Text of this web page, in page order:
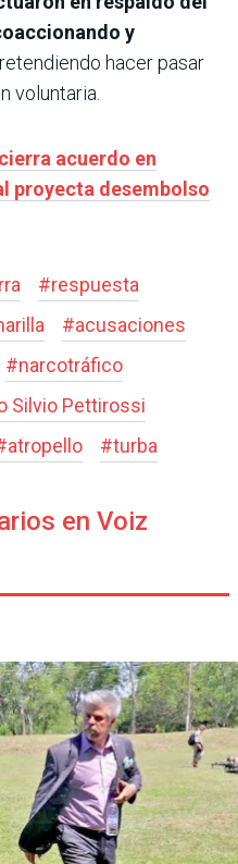
y
hacer pasar
voluntaria.
acuerdo en
proyecta desembolso
#respuesta
#acusaciones
#narcotráfico
Silvio Pettirossi
atropello #turba
en Voiz